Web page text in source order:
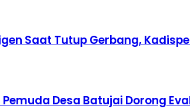
Saat Tutup Gerbang,
Desa Batujai Dorong